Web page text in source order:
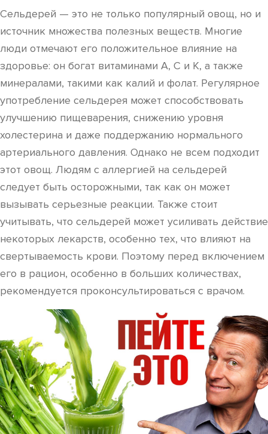
Сельдерей — это не только популярный овощ, но и
источник множества полезных веществ. Многие
люди отмечают его положительное влияние на
здоровье: он богат витаминами A, C и K, а также
минералами, такими как калий и фолат. Регулярное
употребление сельдерея может способствовать
улучшению пищеварения, снижению уровня
холестерина и даже поддержанию нормального
артериального давления. Однако не всем подходит
этот овощ. Людям с аллергией на сельдерей
следует быть осторожными, так как он может
вызывать серьезные реакции. Также стоит
учитывать, что сельдерей может усиливать действие
некоторых лекарств, особенно тех, что влияют на
свертываемость крови. Поэтому перед включением
его в рацион, особенно в больших количествах,
рекомендуется проконсультироваться с врачом.